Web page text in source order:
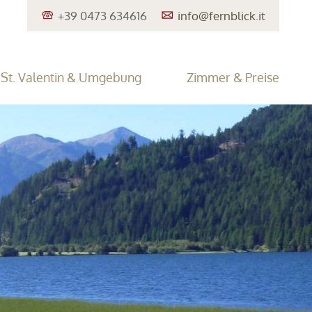
+39 0473 634616 info@fernblick.it
Zimmer & Preise
• Anfragen
• Angebote
Storno-Versicherung
St. Valentin & Umgebung
• Ausflugstipps
• Der Reschensee
Haidersee
• Südtirol Guest Pass • Familienurlaub